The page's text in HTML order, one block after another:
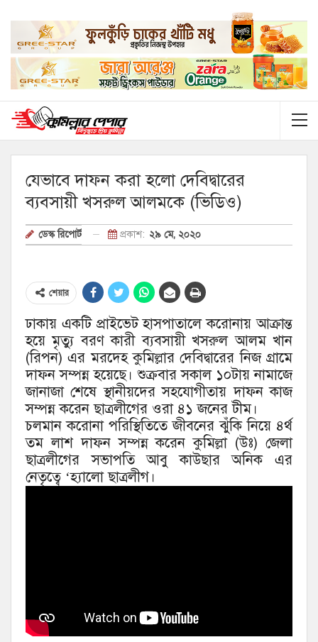
যেভাবে দাফন করা হলো দেবিদ্বারের
ব্যবসায়ী খসরুল আলমকে (ভিডিও)
ডেস্ক রিপোর্ট প্রকাশ: ২৯ মে, ২০২০
শেয়ার
ঢাকায় একটি প্রাইভেট হাসপাতালে করোনায় আক্রান্ত
হয়ে মৃত্যু বরণ কারী ব্যবসায়ী খসরুল আলম খান
(রিপন) এর মরদেহ কুমিল্লার দেবিদ্বারের নিজ গ্রামে
দাফন সম্পন্ন হয়েছে। শুক্রবার সকাল ১০টায় নামাজে
জানাজা শেষে স্থানীয়দের সহযোগীতায় দাফন কাজ
সম্পন্ন করেন ছাত্রলীগের ওরা ৪১ জনের টীম।
চলমান করোনা পরিস্থিতিতে জীবনের ঝুঁকি নিয়ে ৪র্থ
তম লাশ দাফন সম্পন্ন করেন কুমিল্লা (উঃ) জেলা
ছাত্রলীগের সভাপতি আবু কাউছার অনিক এর
নেতৃত্বে ‘হ্যালো ছাত্রলীগ।